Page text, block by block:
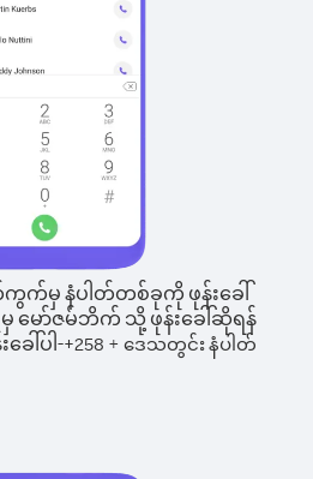
တ်ကွက်မှ နံပါတ်တစ်ခုကို ဖုန်းခေါ်
မော်ဇမ်ဘိက် သို့ ဖုန်းခေါ်ဆိုရန်
ေါ်ပါ-+258 + ဒေသတွင်း နံပါတ်